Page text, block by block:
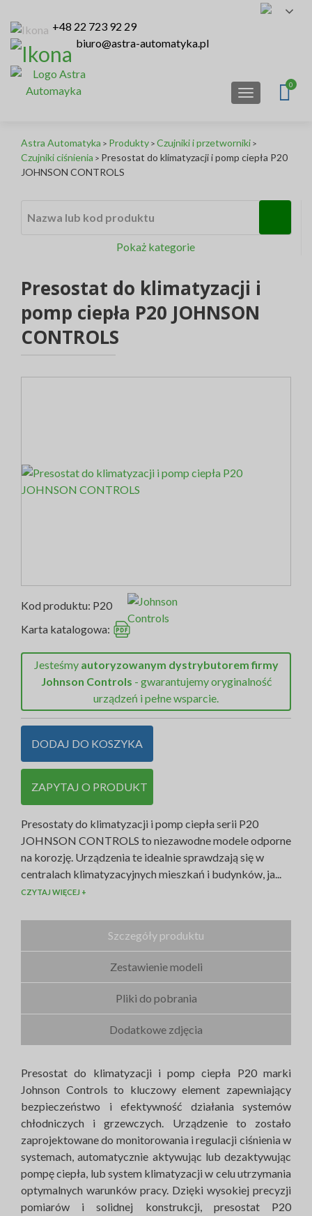
+48 22 723 92 29
biuro@astra-automatyka.pl
TOGGLE
Astra Automatyka > Produkty > Czujniki i przetworniki >
Czujniki ciśnienia > Presostat do klimatyzacji i pomp ciepła P20
JOHNSON CONTROLS
Pokaż kategorie
Presostat do klimatyzacji i
pomp ciepła P20 JOHNSON
CONTROLS
Kod produktu: P20
Karta katalogowa:
Jesteśmy autoryzowanym dystrybutorem firmy
Johnson Controls - gwarantujemy oryginalność
urządzeń i pełne wsparcie.
DODAJ DO KOSZYKA
ZAPYTAJ O PRODUKT
Presostaty do klimatyzacji i pomp ciepła serii P20
JOHNSON CONTROLS to niezawodne modele odporne
na korozję. Urządzenia te idealnie sprawdzają się w
centralach klimatyzacyjnych mieszkań i budynków, ja...
CZYTAJ WIĘCEJ +
Szczegóły produktu
Zestawienie modeli
Pliki do pobrania
Dodatkowe zdjęcia
Presostat do klimatyzacji i pomp ciepła P20 marki
Johnson Controls to kluczowy element zapewniający
bezpieczeństwo i efektywność działania systemów
chłodniczych i grzewczych. Urządzenie to zostało
zaprojektowane do monitorowania i regulacji ciśnienia w
systemach, automatycznie aktywując lub dezaktywując
pompę ciepła, lub system klimatyzacji w celu utrzymania
optymalnych warunków pracy. Dzięki wysokiej precyzji
pomiarów i solidnej konstrukcji, presostat P20